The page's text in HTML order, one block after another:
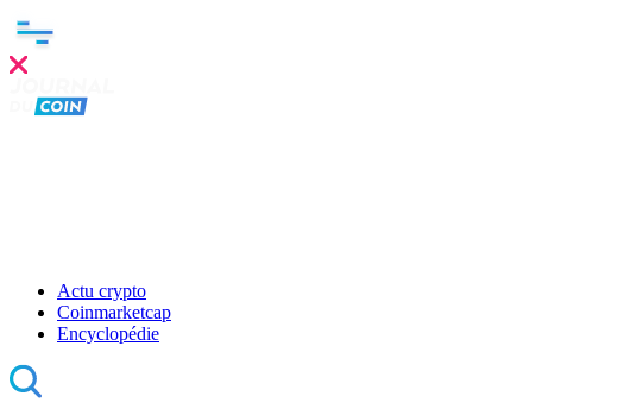
Actu crypto
Coinmarketcap
Encyclopédie